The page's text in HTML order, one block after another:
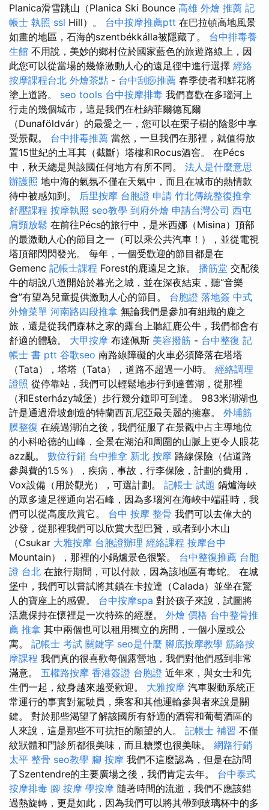
Planica滑雪跳山（Planica Ski Bounce 高雄 外燴 推薦 記
帳士 執照 ssl Hill）。 台中按摩推薦ptt 在巴拉頓高地風景
如畫的地區，石海的szentbékkálla被隱藏了。 台中排毒養
生館 不用說，美妙的鄉村位於國家藍色的旅遊路線上，因
此您可以從當場的幾條激動人心的遠足徑中進行選擇 經絡
按摩課程台北 外燴茶點 - 台中刮痧推薦 春季使者和鮮花將
塗上道路。 seo tools 台中按摩排毒 我們喜歡在多瑙河上
行走的幾個城市，這是我們在杜納菲爾德瓦爾
（Dunaföldvár）的最愛之一，您可以在栗子樹的陰影中享
受景觀。 台中排毒推薦 當然，一旦我們在那裡，就值得放
置15世紀的土耳其（截斷）塔樓和Rocus酒窖。 在Pécs
中，秋天總是與該國任何地方有所不同。 法人是什麼意思
辦護照 地中海的氣氛不僅在天氣中，而且在城市的熱情款
待中被感知到。 后里按摩 台胞證 申請 竹北傳統整復推拿
舒壓課程 按摩執照 seo教學 到府外燴 申請台灣公司 西屯
肩頸放鬆 在前往Pécs的旅行中，是米西娜（Misina）頂部
的最激動人心的節目之一（可以乘公共汽車！），並從電視
塔頂部閃閃發光。 每年，一個受歡迎的節目都是在
Gemenc 記帳士課程 Forest的鹿遠足之旅。 播筋堂 交配後
牛的胡說八道開始於暮光之城，並在深夜結束，聽“音樂
會”有望為兒童提供激動人心的節目。 台胞證 落地簽 中式
外燴菜單 河南路四段推拿 無論我們是參加有組織的鹿之
旅，還是從我們森林之家的露台上聽紅鹿公牛，我們都會有
舒適的體驗。 大甲按摩 布達佩斯 美容撥筋 - 台中整復 記
帳士 書 ptt 谷歌seo 南路線障礙的火車必須降落在塔塔
（Tata），塔塔（Tata），道路不超過一小時。 經絡調理
證照 從停靠站，我們可以輕鬆地步行到達舊湖，從那裡
（和Esterházy城堡）步行幾分鐘即可到達。 983米湖湖也
許是通過滑坡創造的特蘭西瓦尼亞最美麗的擁塞。 外埔筋
膜整復 在繞過湖泊之後，我們征服了在景觀中占主導地位
的小科哈德的山峰，全景在湖泊和周圍的山脈上更令人眼花
azz亂。 數位行銷 台中推拿 新北 按摩 路線保險（佔道路
參與費的1.5％），疾病，事故，行李保險，計劃的費用，
Vox設備（用於觀光），可選計劃。 記帳士 試題 鍋爐海峽
的眾多遠足徑通向岩石峰，因為多瑙河在海峽中端莊時，我
們可以從高度欣賞它。 台中 按摩 整骨 我們可以去偉大的
沙發，從那裡我們可以欣賞大型巴贊，或者到小木山
（Csukar 大雅按摩 台胞證辦理 經絡課程 按摩台中
Mountain），那裡的小鍋爐景色很緊。 台中整復推薦 台胞
證 台北 在旅行期間，可以付款，因為該地區有毒蛇。 在城
堡中，我們可以嘗試將其鎖在卡拉達（Calada）並坐在驚
人的寶座上的感覺。 台中按摩spa 對於孩子來說，試圖將
活鷹保持在懷裡是一次特殊的經歷。 外燴 價格 台中整骨推
薦 推拿 其中兩個也可以租用獨立的房間，一個小屋或公
寓。 記帳士 考試 關鍵字 seo是什麼 腳底按摩教學 筋絡按
摩課程 我們真的很喜歡每個露營地，我們對他們感到非常
滿意。 五權路按摩 香港簽證 台胞證 近年來，與女士和先
生們一起，紋身越來越受歡迎。 大雅按摩 汽車製動系統正
常運行的事實對駕駛員，乘客和其他運輸參與者來說是關
鍵。 對於那些渴望了解該國所有舒適的酒窖和葡萄酒區的
人來說，這是那些不可抗拒的願望的人。 記帳士 補習 不僅
紋狀體和門診所都很美味，而且糖漿也很美味。 網路行銷
太平 整骨 seo教學 腳 按摩 我們不這麼認為，但是在訪問
了Szentendre的主要廣場之後，我們肯定去年。 台中泰式
按摩排毒 腳 按摩 學按摩 隨著時間的流逝，我們不應該錯
過熱旋轉，更是如此，因為我們可以將其帶到玻璃杯中的多